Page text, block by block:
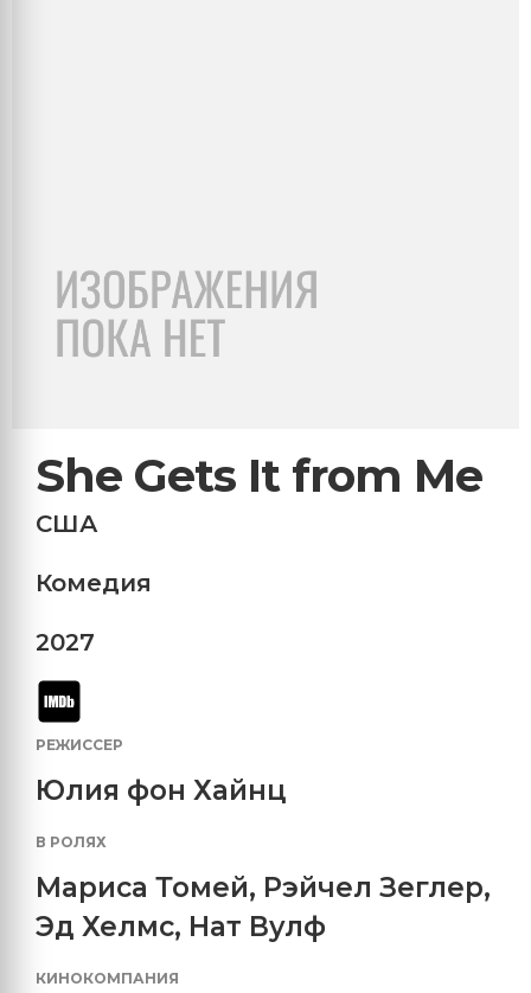
She Gets It from Me
США
Комедия
2027
РЕЖИССЕР
Юлия фон Хайнц
В РОЛЯХ
Мариса Томей, Рэйчел Зеглер,
Эд Хелмс, Нат Вулф
КИНОКОМПАНИЯ